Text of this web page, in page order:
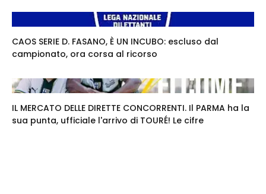
CAOS SERIE D. FASANO, È UN INCUBO: escluso dal
campionato, ora corsa al ricorso
IL MERCATO DELLE DIRETTE CONCORRENTI. Il PARMA ha la
sua punta, ufficiale l'arrivo di TOURÉ! Le cifre